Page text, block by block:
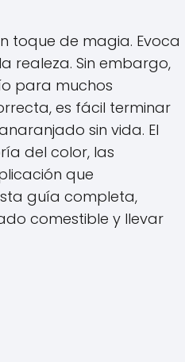
toque de magia. Evoca
realeza. Sin embargo,
para muchos
es fácil terminar
sin vida. El
del color, las
que
guía completa,
comestible y llevar